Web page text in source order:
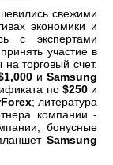
свежими
экономики и
с экспертами
участие в
торговый счет.
и Samsung
по $250и
; литература
компании -
бонусные
Samsung